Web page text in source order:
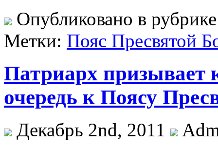
Опубликовано в
Метки: Пояс Пресвятой
Патриарх призывает
очередь к Поясу
Декабрь 2nd, 2011